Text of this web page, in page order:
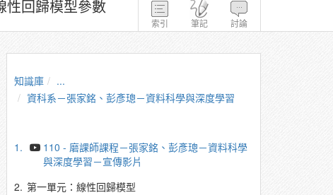
索引 筆記 討論
性回歸模型參數
知識庫
...
資科系－張家銘、彭彥璁－資料科學與深度學習
1.
110 - 磨課師課程－張家銘、彭彥璁－資料科學
與深度學習－宣傳影片
2. 第一單元：線性回歸模型